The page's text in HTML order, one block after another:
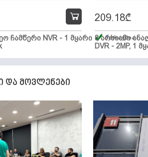
ჩამწერი NVR - 1 მყარი 8 არხიანი
DVR - 2MP, 1
209.18₾
მარაგშია
და მოვლენები